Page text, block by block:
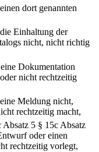
dort genannten
Einhaltung der
nicht, nicht richtig
Dokumentation
nicht rechtzeitig
Meldung nicht,
rechtzeitig macht,
Absatz 5 § 15c Absatz
oder einen
rechtzeitig vorlegt,